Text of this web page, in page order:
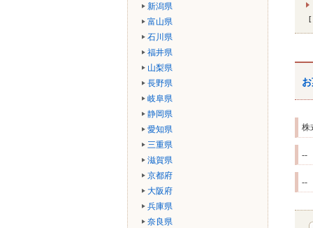
新潟県
富山県
石川県
福井県
山梨県
長野県
岐阜県
静岡県
愛知県
三重県
滋賀県
京都府
大阪府
兵庫県
奈良県
株
--
--